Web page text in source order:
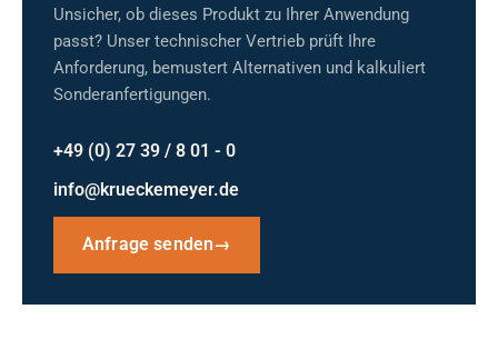
Unsicher, ob dieses Produkt zu Ihrer Anwendung
passt? Unser technischer Vertrieb prüft Ihre
Anforderung, bemustert Alternativen und kalkuliert
Sonderanfertigungen.
+49 (0) 27 39 / 8 01 - 0
info@krueckemeyer.de
Anfrage senden→